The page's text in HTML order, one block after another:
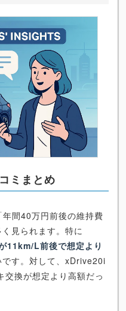
ミまとめ
間40万円前後の維持費
見られます。特に
11km/L前後で想定より
です。対して、xDrive20i
換が想定より高額だっ